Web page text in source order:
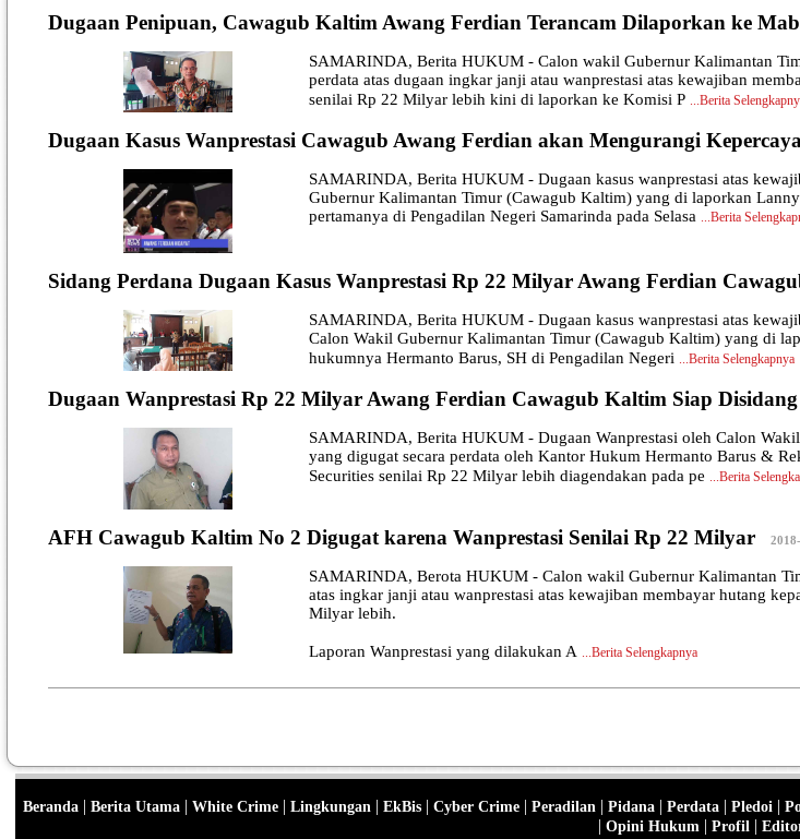
Dugaan Penipuan, Cawagub Kaltim Awang Ferdian Terancam Dilaporkan ke
SAMARINDA, Berita HUKUM - Calon wakil Gubernur Kalimantan
perdata atas dugaan ingkar janji atau wanprestasi atas kewajiban
senilai Rp 22 Milyar lebih kini di laporkan ke Komisi P ...Berita
Dugaan Kasus Wanprestasi Cawagub Awang Ferdian akan Mengurangi
SAMARINDA, Berita HUKUM - Dugaan kasus wanprestasi atas
Gubernur Kalimantan Timur (Cawagub Kaltim) yang di laporkan
pertamanya di Pengadilan Negeri Samarinda pada Selasa ...Berita
Sidang Perdana Dugaan Kasus Wanprestasi Rp 22 Milyar Awang Ferdian
SAMARINDA, Berita HUKUM - Dugaan kasus wanprestasi atas
Calon Wakil Gubernur Kalimantan Timur (Cawagub Kaltim) yang di
hukumnya Hermanto Barus, SH di Pengadilan Negeri ...Berita Selengkapnya
Dugaan Wanprestasi Rp 22 Milyar Awang Ferdian Cawagub Kaltim Siap Disidang
SAMARINDA, Berita HUKUM - Dugaan Wanprestasi oleh Calon
yang digugat secara perdata oleh Kantor Hukum Hermanto Barus &
Securities senilai Rp 22 Milyar lebih diagendakan pada pe ...Berita
AFH Cawagub Kaltim No 2 Digugat karena Wanprestasi Senilai Rp 22 Milyar|
SAMARINDA, Berota HUKUM - Calon wakil Gubernur Kalimantan
atas ingkar janji atau wanprestasi atas kewajiban membayar hutang
Milyar lebih.
Laporan Wanprestasi yang dilakukan A ...Berita Selengkapnya
Beranda| Berita Utama| White Crime| Lingkungan | EkBis| Cyber Crime| Peradilan | Pidana| Perdata| Pledoi |
| Opini Hukum | Profil |